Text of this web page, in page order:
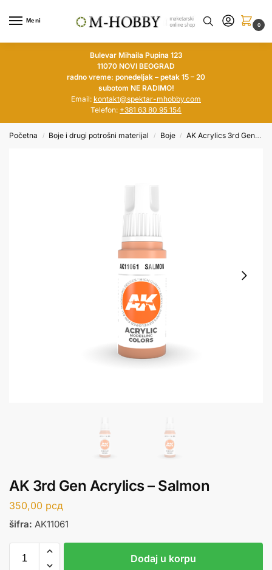
Meni
0
Bulevar Mihaila Pupina 123
11070 NOVI BEOGRAD
radno vreme: ponedeljak – petak 15 – 20
subotom NE RADIMO!
Email: kontakt@spektar-mhobby.com
Telefon: +381 63 80 95 154
Početna / Boje i drugi potrošni materijal / Boje / AK Acrylics 3rd Generation
AK 3rd Gen Acrylics – Salmon
350,00 рсд
šifra: AK11061
Dodaj u korpu